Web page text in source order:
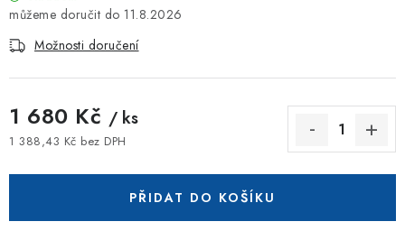
11.8.2026
Možnosti doručení
1 680 Kč / ks
1 388,43 Kč bez DPH
PŘIDAT DO KOŠÍKU